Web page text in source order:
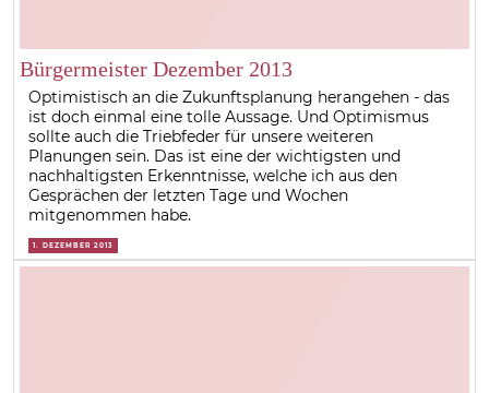
Bürgermeister Dezember 2013
Optimistisch an die Zukunftsplanung herangehen - das
ist doch einmal eine tolle Aussage. Und Optimismus
sollte auch die Triebfeder für unsere weiteren
Planungen sein. Das ist eine der wichtigsten und
nachhaltigsten Erkenntnisse, welche ich aus den
Gesprächen der letzten Tage und Wochen
mitgenommen habe.
1. DEZEMBER 2013